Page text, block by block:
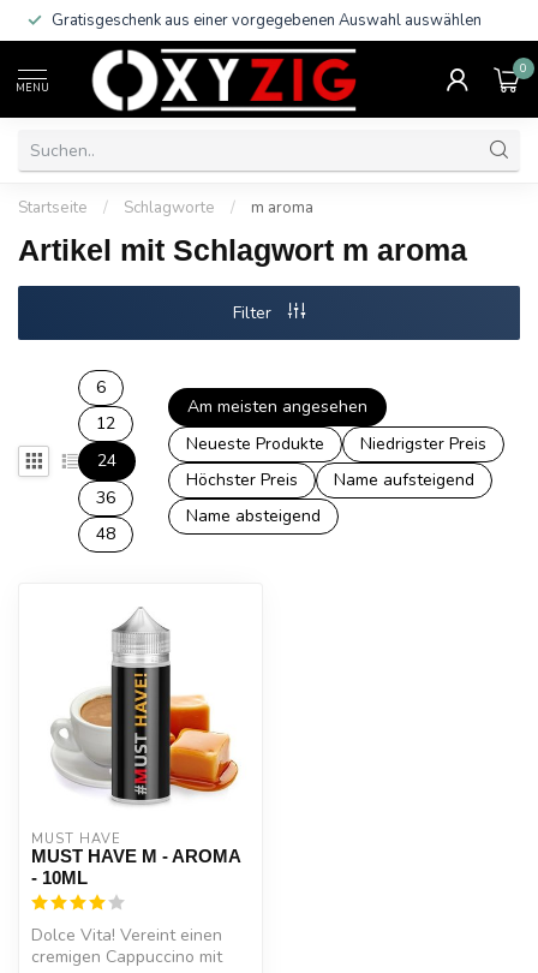
Gratisgeschenk aus einer vorgegebenen Auswahl auswählen
MENU
0
Startseite / Schlagworte / m aroma
Artikel mit Schlagwort m aroma
Filter
6
12
24
36
48
Am meisten angesehen
Neueste Produkte
Niedrigster Preis
Höchster Preis
Name aufsteigend
Name absteigend
MUST HAVE
MUST HAVE M - AROMA
- 10ML
Dolce Vita! Vereint einen
cremigen Cappuccino mit